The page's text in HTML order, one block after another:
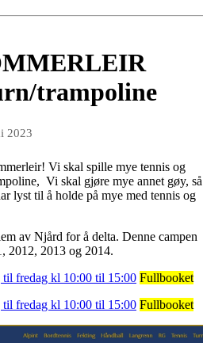
trampoline
2023
Vi skal spille mye tennis og
Vi skal gjøre mye annet gøy, så
lyst til å holde på mye med tennis og
av Njård for å delta. Denne campen
2012, 2013 og 2014.
til fredag kl 10:00 til 15:00 Fullbooket
til fredag kl 10:00 til 15:00 Fullbooket